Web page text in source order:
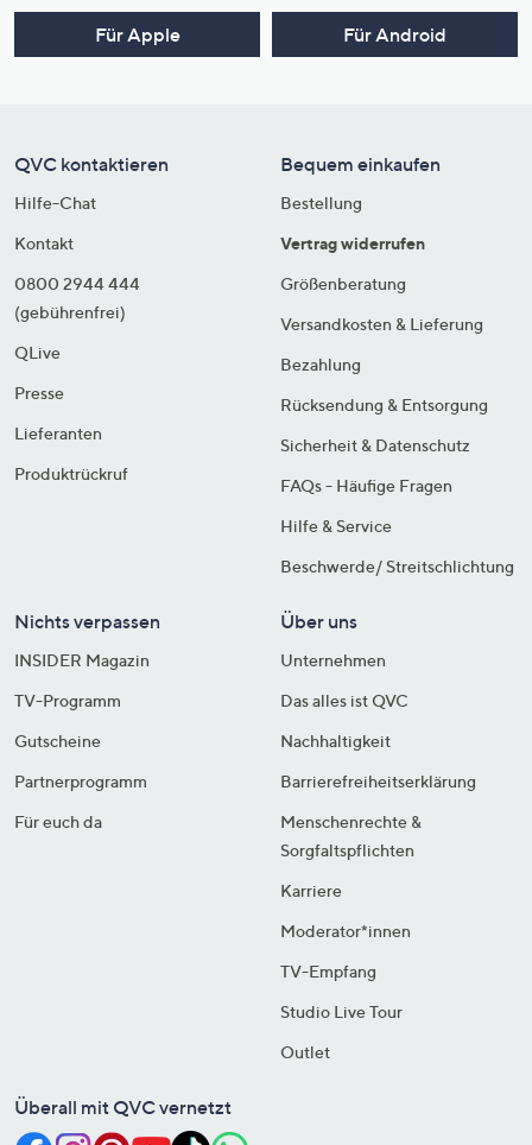
Für Apple Für Android
QVC kontaktieren
Hilfe-Chat
Kontakt
0800 2944 444
(gebührenfrei)
QLive
Presse
Lieferanten
Produktrückruf
Bequem einkaufen
Bestellung
Vertrag widerrufen
Größenberatung
Versandkosten & Lieferung
Bezahlung
Rücksendung & Entsorgung
Sicherheit & Datenschutz
FAQs - Häufige Fragen
Hilfe & Service
Beschwerde/ Streitschlichtung
Nichts verpassen
INSIDER Magazin
TV-Programm
Gutscheine
Partnerprogramm
Für euch da
Über uns
Unternehmen
Das alles ist QVC
Nachhaltigkeit
Barrierefreiheitserklärung
Menschenrechte &
Sorgfaltspflichten
Karriere
Moderator*innen
TV-Empfang
Studio Live Tour
Outlet
Überall mit QVC vernetzt